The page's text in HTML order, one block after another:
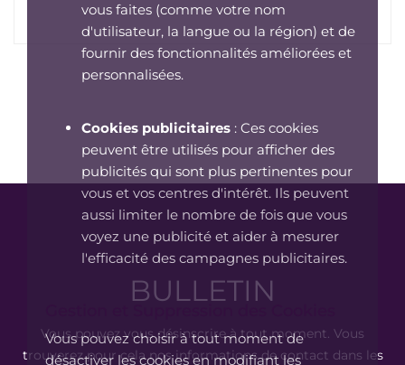
vous faites (comme votre nom
d'utilisateur, la langue ou la région) et de
fournir des fonctionnalités améliorées et
personnalisées.
Cookies publicitaires : Ces cookies
peuvent être utilisés pour afficher des
publicités qui sont plus pertinentes pour
vous et vos centres d'intérêt. Ils peuvent
aussi limiter le nombre de fois que vous
voyez une publicité et aider à mesurer
l'efficacité des campagnes publicitaires.
Vous pouvez choisir à tout moment de
désactiver les cookies en modifiant les
BULLETIN
Vous pouvez vous désinscrire à tout moment. Vous
trouverez pour cela nos informations de contact dans les